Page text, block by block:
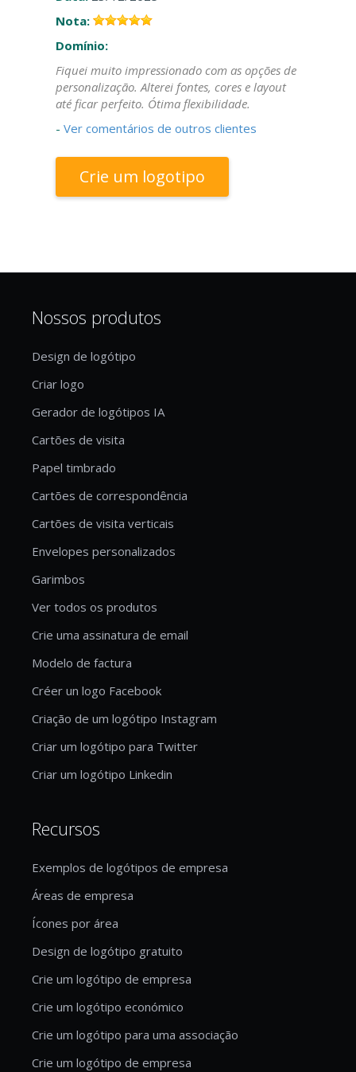
Nota:
Domínio:
Fiquei muito impressionado com as opções de
personalização. Alterei fontes, cores e layout
até ficar perfeito. Ótima flexibilidade.
- Ver comentários de outros clientes
Crie um logotipo
Nossos produtos
Design de logótipo
Criar logo
Gerador de logótipos IA
Cartões de visita
Papel timbrado
Cartões de correspondência
Cartões de visita verticais
Envelopes personalizados
Garimbos
Ver todos os produtos
Crie uma assinatura de email
Modelo de factura
Créer un logo Facebook
Criação de um logótipo Instagram
Criar um logótipo para Twitter
Criar um logótipo Linkedin
Recursos
Exemplos de logótipos de empresa
Áreas de empresa
Ícones por área
Design de logótipo gratuito
Crie um logótipo de empresa
Crie um logótipo económico
Crie um logótipo para uma associação
Crie um logótipo de empresa